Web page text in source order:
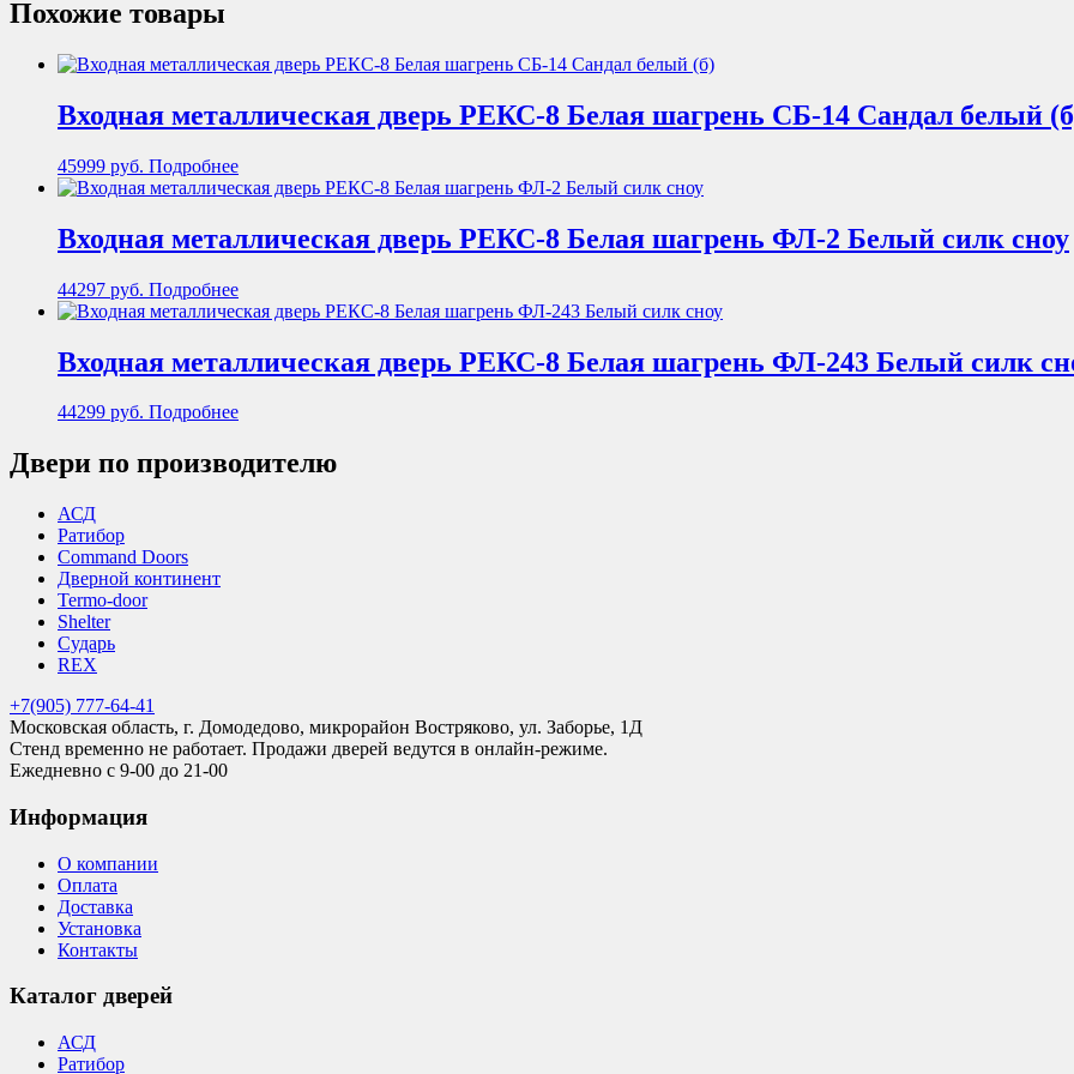
Похожие товары
Входная металлическая дверь РЕКС-8 Белая шагрень СБ-14 Сандал белый
45999 руб. Подробнее
Входная металлическая дверь РЕКС-8 Белая шагрень ФЛ-2 Белый силк сноу
44297 руб. Подробнее
Входная металлическая дверь РЕКС-8 Белая шагрень ФЛ-243 Белый силк
44299 руб. Подробнее
Двери по производителю
АСД
Ратибор
Command Doors
Дверной континент
Termo-door
Shelter
Сударь
REX
+7(905) 777-64-41
Московская область, г. Домодедово, микрорайон Востряково, ул. Заборье, 1Д
Стенд временно не работает. Продажи дверей ведутся в онлайн-режиме.
Ежедневно с 9-00 до 21-00
Информация
О компании
Оплата
Доставка
Установка
Контакты
Каталог дверей
АСД
Ратибор